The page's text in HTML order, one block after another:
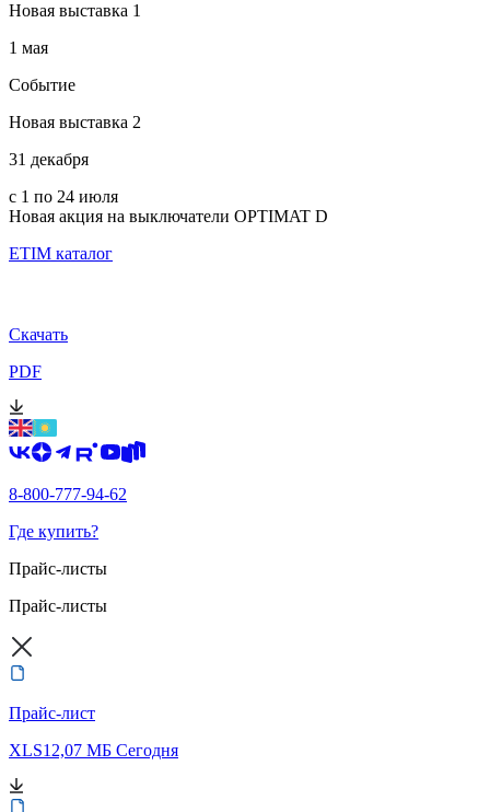
Новая выставка 1
1 мая
Событие
Новая выставка 2
31 декабря
с 1 по 24 июля
Новая акция на выключатели OPTIMAT D
ETIM каталог
Скачать
PDF
8-800-777-94-62
Где купить?
Прайс-листы
Прайс-листы
Прайс-лист
XLS12,07 МБ Сегодня